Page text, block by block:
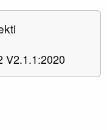
V2.1.1:2020